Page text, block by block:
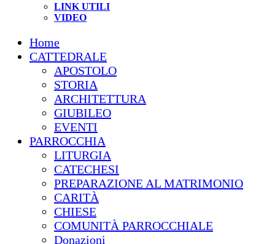
LINK UTILI
VIDEO
Home
CATTEDRALE
APOSTOLO
STORIA
ARCHITETTURA
GIUBILEO
EVENTI
PARROCCHIA
LITURGIA
CATECHESI
PREPARAZIONE AL MATRIMONIO
CARITÀ
CHIESE
COMUNITÀ PARROCCHIALE
Donazioni